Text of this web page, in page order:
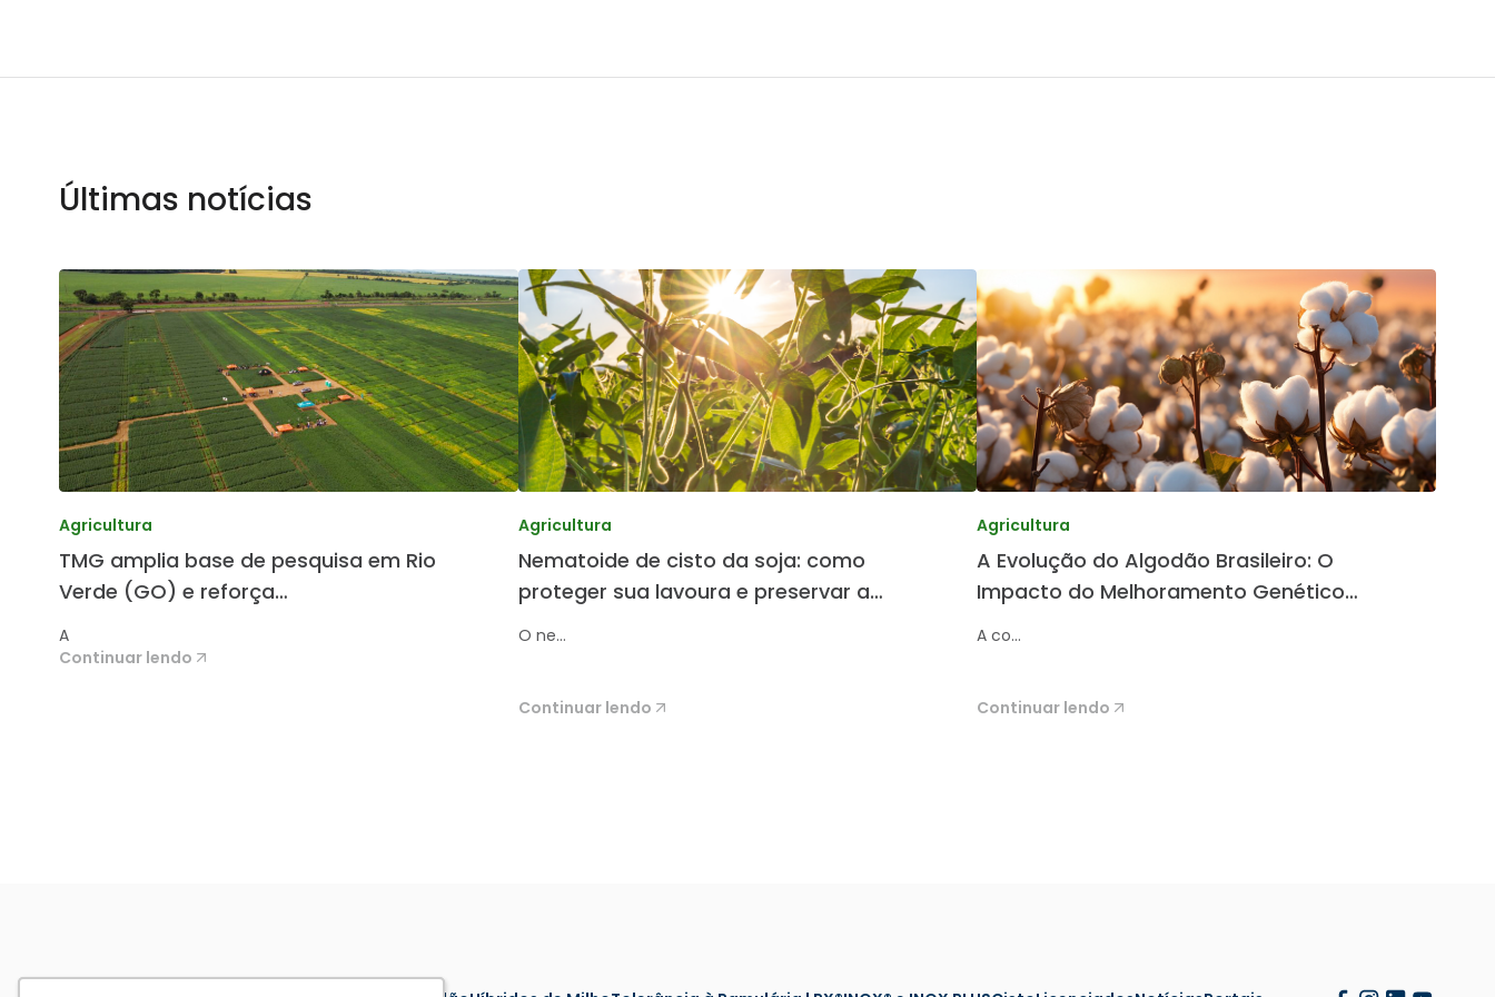
Últimas notícias
Agricultura
TMG amplia base de pesquisa em Rio
Verde (GO) e reforça
desenvolvimento de cultivares
A
Continuar lendo
Agricultura
Nematoide de cisto da soja: como
proteger sua lavoura e preservar a
produtividade.
O ne...
Continuar lendo
Agricultura
A Evolução do Algodão Brasileiro: O
Impacto do Melhoramento Genético
da TMG
A co...
Continuar lendo